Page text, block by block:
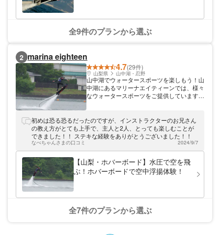
れることなく、ゆったりとワカサギ釣りを満
喫できます。釣り道具一式もレンタル可能な
ので、手ぶらで気軽に楽しめます。 人気の
け抜けるウェイクボードやウェイクサーフィ
ンは、初心者から上級者まで楽しめます。水
上を自由に飛び回るフライボードや、仲間と
ワイワイ盛り上がるバナナボート、さらにス
ピード感あふれるハリケーンボートも人気で
す。また、手軽に湖上散歩を楽しめる
頼と実績のサービス お客様に安心して楽し
んでいただくため、ハクタカマリンでは安全
を最優先に考えています。すべてのレンタル
機材は出航前に厳重な点検・整備を行い、初
心者の方には丁寧な安全講習を実施していま
す。また、ライフジャケットの着用を義務付
け、常に湖上を監視するなど、万全の安全体
制を整えています。 最高のロケーションで
ます。湖上から眺める富士山はまさに絶景
で、特に早朝の「逆さ富士」や夕焼けに染ま
る「赤富士」は必見です。最高の思い出を写
全9件のプランから選ぶ
2 marina eighteen
4.7(29件)
山梨県 山中湖・忍野
山中湖でウォータースポーツを楽しもう！山
中湖にあるマリーナエイティーンでは、様々
なウォータースポーツをご提供しています！
初めは恐る恐るだったのですが、インストラクターのお兄さん
の教え方がとても上手で、主人と2人、とっても楽しむことが
できました！！ ステキな経験をありがとうございました！！
なべちゃんさまの口コミ 2024/9/7
【山梨・ホバーボード】水圧で空を飛
ぶ！ホバーボードで空中浮揚体験！
全7件のプランから選ぶ